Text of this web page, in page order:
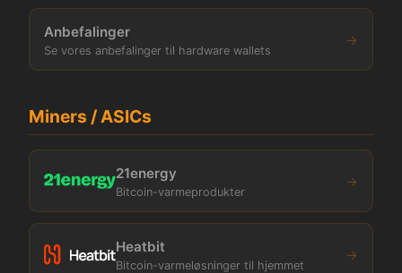
Anbefalinger
Se vores anbefalinger til hardware wallets
→
Miners / ASICs
21energy
Bitcoin-varmeprodukter
→
Heatbit
Bitcoin-varmeløsninger til hjemmet
→